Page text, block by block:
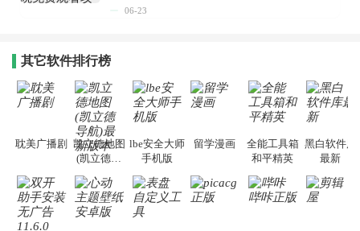
06-23
其它软件排行榜
耽美广播剧
凯立德地图
(凯立德导
lbe安全大师
手机版
留学漫画
全能工具箱
和平精英
黑白软件库
最新